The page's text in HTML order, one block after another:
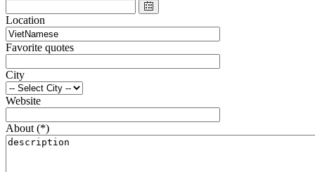
Location
Favorite quotes
City
Website
About (*)